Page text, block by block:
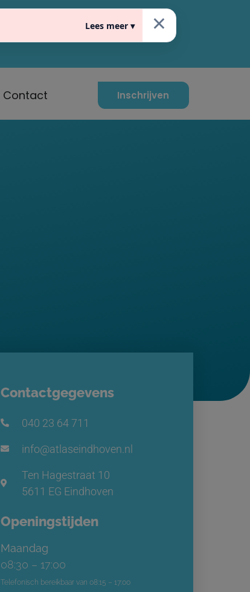
×
Lees meer ▾
Contact Inschrijven
Contactgegevens
040 23 64 711
info@atlaseindhoven.nl
Ten Hagestraat 10
5611 EG Eindhoven
Openingstijden
Maandag
08:30 – 17:00
Telefonisch bereikbaar van 08:15 – 17:00